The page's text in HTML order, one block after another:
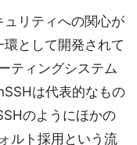
リティへの関心が
として開発されて
ティングシステム
は代表的なもの
のようにほかの
ルト採用という流